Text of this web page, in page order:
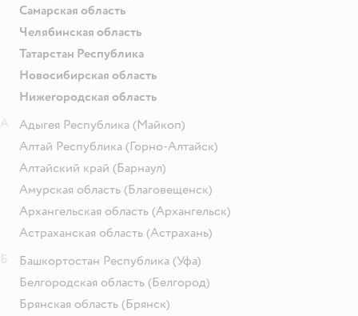
Самарская область
Челябинская область
Татарстан Республика
Новосибирская область
Нижегородская область
Адыгея Республика (Майкоп)
Алтай Республика (Горно-Алтайск)
Алтайский край (Барнаул)
Амурская область (Благовещенск)
Архангельская область (Архангельск)
Астраханская область (Астрахань)
Башкортостан Республика (Уфа)
Белгородская область (Белгород)
Брянская область (Брянск)